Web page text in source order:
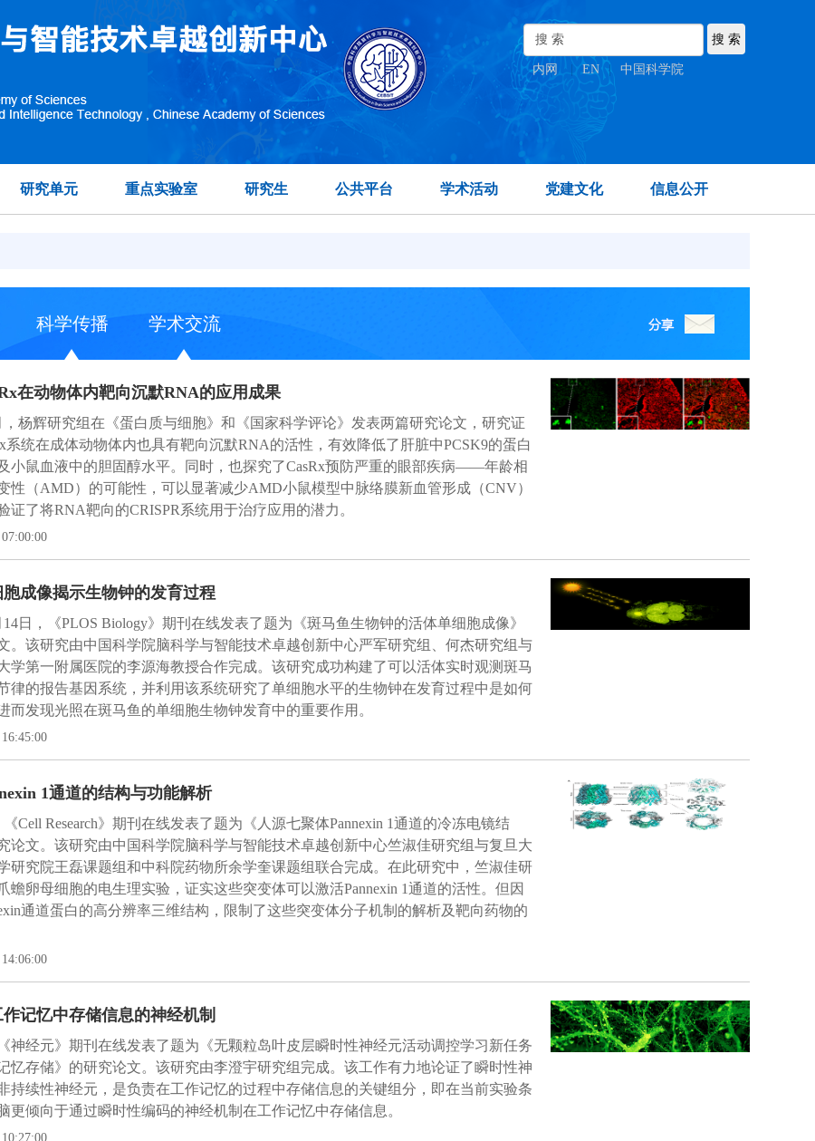
内网 EN | 中国科学院
研究单元 重点实验室 研究生 公共平台 学术活动 党建文化 信息公开
科学传播 学术交流
在动物体内靶向沉默RNA的应用成果
，杨辉研究组在《蛋白质与细胞》和《国家科学评论》发表两篇研究论文，研究证
系统在成体动物体内也具有靶向沉默RNA的活性，有效降低了肝脏中PCSK9的蛋白
小鼠血液中的胆固醇水平。同时，也探究了CasRx预防严重的眼部疾病——年龄相
性（AMD）的可能性，可以显著减少AMD小鼠模型中脉络膜新血管形成（CNV）
证了将RNA靶向的CRISPR系统用于治疗应用的潜力。
成像揭示生物钟的发育过程
14日，《PLOS Biology》期刊在线发表了题为《斑马鱼生物钟的活体单细胞成像》
。该研究由中国科学院脑科学与智能技术卓越创新中心严军研究组、何杰研究组与
学第一附属医院的李源海教授合作完成。该研究成功构建了可以活体实时观测斑马
律的报告基因系统，并利用该系统研究了单细胞水平的生物钟在发育过程中是如何
而发现光照在斑马鱼的单细胞生物钟发育中的重要作用。
1通道的结构与功能解析
Cell Research》期刊在线发表了题为《人源七聚体Pannexin 1通道的冷冻电镜结
论文。该研究由中国科学院脑科学与智能技术卓越创新中心竺淑佳研究组与复旦大
研究院王磊课题组和中科院药物所余学奎课题组联合完成。在此研究中，竺淑佳研
蟾卵母细胞的电生理实验，证实这些突变体可以激活Pannexin 1通道的活性。但因
通道蛋白的高分辨率三维结构，限制了这些突变体分子机制的解析及靶向药物的
记忆中存储信息的神经机制
神经元》期刊在线发表了题为《无颗粒岛叶皮层瞬时性神经元活动调控学习新任务
忆存储》的研究论文。该研究由李澄宇研究组完成。该工作有力地论证了瞬时性神
持续性神经元，是负责在工作记忆的过程中存储信息的关键组分，即在当前实验条
更倾向于通过瞬时性编码的神经机制在工作记忆中存储信息。